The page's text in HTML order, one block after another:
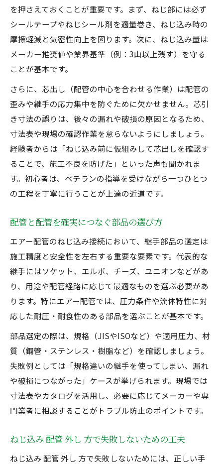
を押さえておくことが重要です。まず、ねじ部には必ず
シールテープやねじシール剤を適量巻き、ねじ込み時の
摩擦軽減と気密性向上を図ります。次に、ねじ込み量は
メーカー推奨値や業界基準（例：3山以上残す）を守る
ことが基本です。
さらに、芯出し（配管の中心を合わせる作業）は配管の
歪みや継手の応力集中を防ぐために欠かせません。芯引
き寸法の誤りは、後々の漏れや破損の原因となるため、
寸法表や現場の確認作業を怠らないようにしましょう。
経験者からは「ねじ込み前に仮組みして芯出しを確認す
ることで、施工不良を防げた」といった声も聞かれま
す。初心者は、ベテランの指導を受けながら一つひとつ
の工程を丁寧に行うことが上達の近道です。
配管と配管を確実につなぐ部品の選び方
エアー配管のねじ込み接続において、継手部品の選定は
施工精度と安全性を左右する重要な要素です。代表的な
継手にはソケット、エルボ、チーズ、ユニオンなどがあ
り、用途や配管経路に応じて最適なものを選ぶ必要があ
ります。特にエアー配管では、圧力条件や流体特性に対
応した耐圧・耐食性のある部品を選ぶことが基本です。
部品選定の際は、規格（JISやISOなど）や適用圧力、材
質（鋼管・ステンレス・樹脂など）を確認しましょう。
失敗例としては「規格違いの継手を使ってしまい、漏れ
や破損につながった」ケースが挙げられます。現場では
寸法表やカタログを活用し、必要に応じてメーカーや専
門業者に相談することがトラブル防止のポイントです。
ねじ込み 配管 外し 方で失敗しないための工夫
ねじ込み 配管 外し 方で失敗しないためには、正しい手